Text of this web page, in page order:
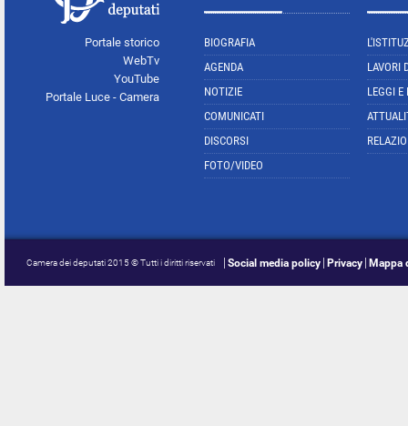
Portale storico
WebTv
YouTube
Portale Luce - Camera
BIOGRAFIA
AGENDA
NOTIZIE
COMUNICATI
DISCORSI
FOTO/VIDEO
LAVORI
LEGGI E
Camera dei deputati 2015 © Tutti i diritti riservati Social media policy Privacy Mappa